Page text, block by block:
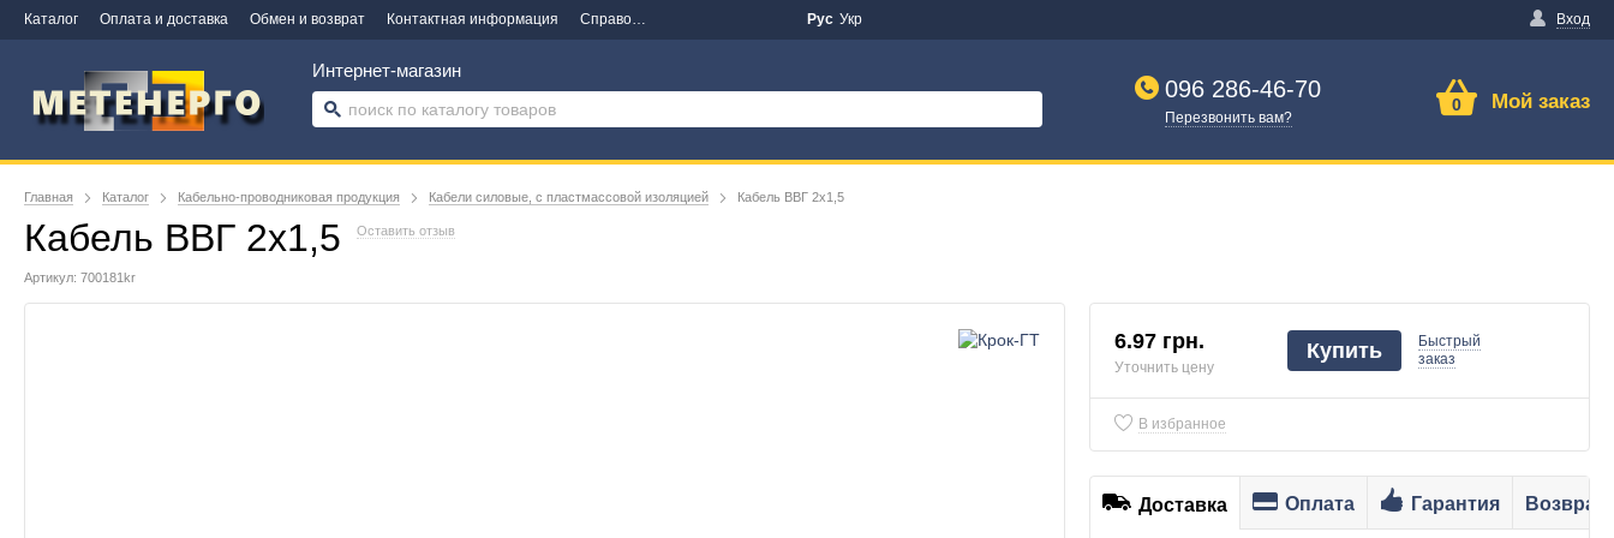
Каталог Оплата и доставка Обмен и возврат Контактная информация Справочная информация Новости Вход
Рус Укр
Интернет-магазин
096 286-46-70
Перезвонить вам?
0 Мой заказ
Главная Каталог Кабельно-проводниковая продукция Кабели силовые, с пластмассовой изоляцией Кабель ВВГ 2х1,5
Кабель ВВГ 2х1,5 Оставить отзыв
Артикул: 700181kr
6.97 грн.
Уточнить цену
Купить
Быстрый
заказ
В избранное
Доставка Оплата Гарантия Возврат